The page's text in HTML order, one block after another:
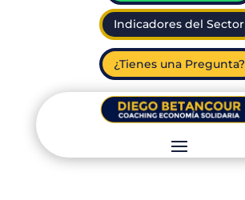
Indicadores del Sector
¿Tienes una Pregunta?